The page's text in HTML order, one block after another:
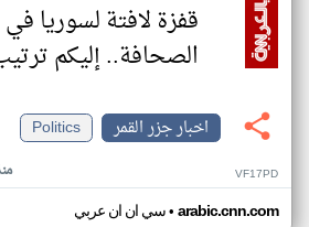
قفزة لافتة لسوريا
الصحافة.. إليكم
اخبار جزر القمر
Politics
منذ VF17PD
سي ان ان عربي• arabic.cnn.com